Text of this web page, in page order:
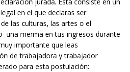
jurada. Ésta consiste en un
en el que declaras ser
las culturas, las artes o el
una merma en tus ingresos durante
importante que leas
de trabajadora y trabajador
para esta postulación: